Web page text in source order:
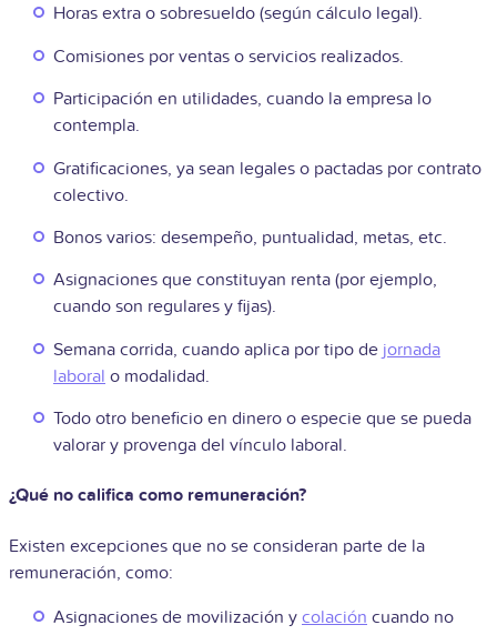
Horas extra o sobresueldo (según cálculo legal).
Comisiones por ventas o servicios realizados.
Participación en utilidades, cuando la empresa lo
contempla.
Gratificaciones, ya sean legales o pactadas por contrato
colectivo.
Bonos varios: desempeño, puntualidad, metas, etc.
Asignaciones que constituyan renta (por ejemplo,
cuando son regulares y fijas).
Semana corrida, cuando aplica por tipo de jornada
laboral o modalidad.
Todo otro beneficio en dinero o especie que se pueda
valorar y provenga del vínculo laboral.
¿Qué no califica como remuneración?
Existen excepciones que no se consideran parte de la
remuneración, como:
Asignaciones de movilización y colación cuando no